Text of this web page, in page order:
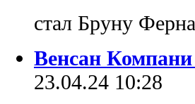
стал Бруну
Венсан
23.04.24 10:28